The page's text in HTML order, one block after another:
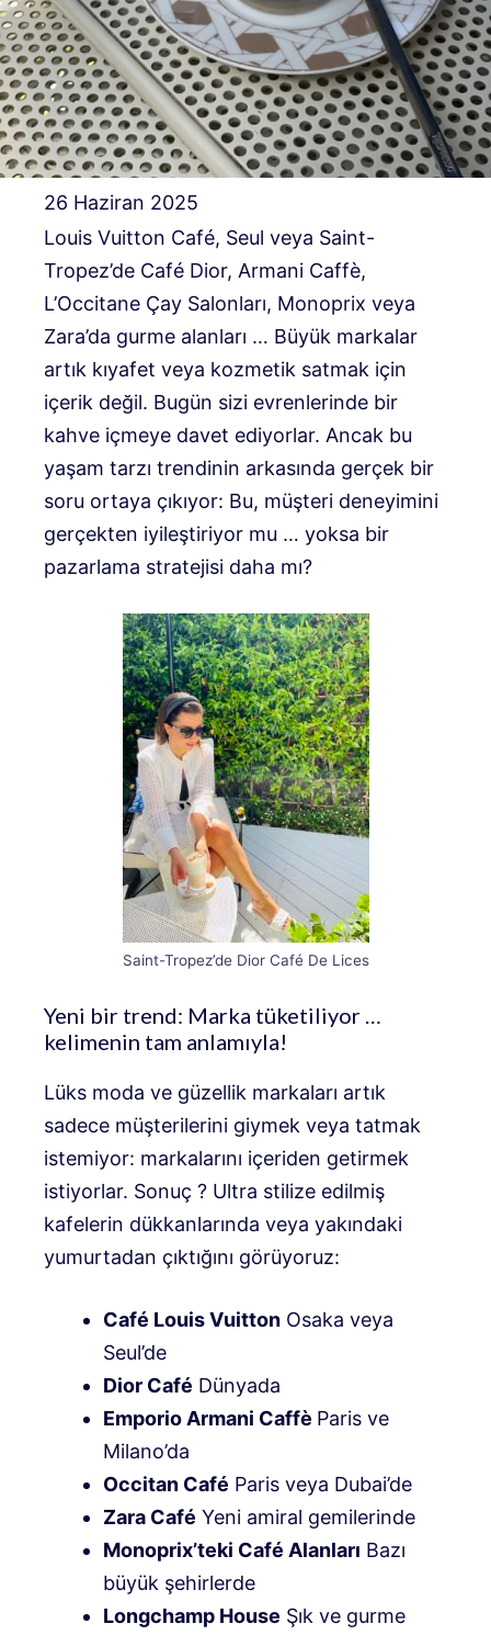
26 Haziran 2025
Louis Vuitton Café, Seul veya Saint-
Tropez’de Café Dior, Armani Caffè,
L’Occitane Çay Salonları, Monoprix veya
Zara’da gurme alanları … Büyük markalar
artık kıyafet veya kozmetik satmak için
içerik değil. Bugün sizi evrenlerinde bir
kahve içmeye davet ediyorlar. Ancak bu
yaşam tarzı trendinin arkasında gerçek bir
soru ortaya çıkıyor: Bu, müşteri deneyimini
gerçekten iyileştiriyor mu … yoksa bir
pazarlama stratejisi daha mı?
Saint-Tropez’de Dior Café De Lices
Yeni bir trend: Marka tüketiliyor …
kelimenin tam anlamıyla!
Lüks moda ve güzellik markaları artık
sadece müşterilerini giymek veya tatmak
istemiyor: markalarını içeriden getirmek
istiyorlar. Sonuç ? Ultra stilize edilmiş
kafelerin dükkanlarında veya yakındaki
yumurtadan çıktığını görüyoruz:
Café Louis Vuitton Osaka veya
Seul’de
Dior Café Dünyada
Emporio Armani Caffè Paris ve
Milano’da
Occitan Café Paris veya Dubai’de
Zara Café Yeni amiral gemilerinde
Monoprix’teki Café Alanları Bazı
büyük şehirlerde
Longchamp House Şık ve gurme